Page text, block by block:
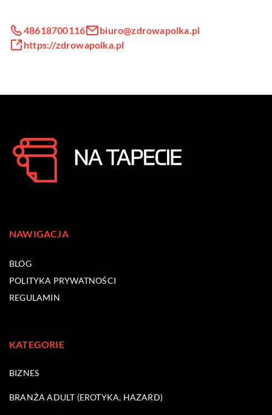
48618700116
biuro@zdrowapolka.pl
https://zdrowapolka.pl
NAWIGACJA
BLOG
POLITYKA PRYWATNOŚCI
REGULAMIN
KATEGORIE
BIZNES
BRANŻA ADULT (EROTYKA, HAZARD)